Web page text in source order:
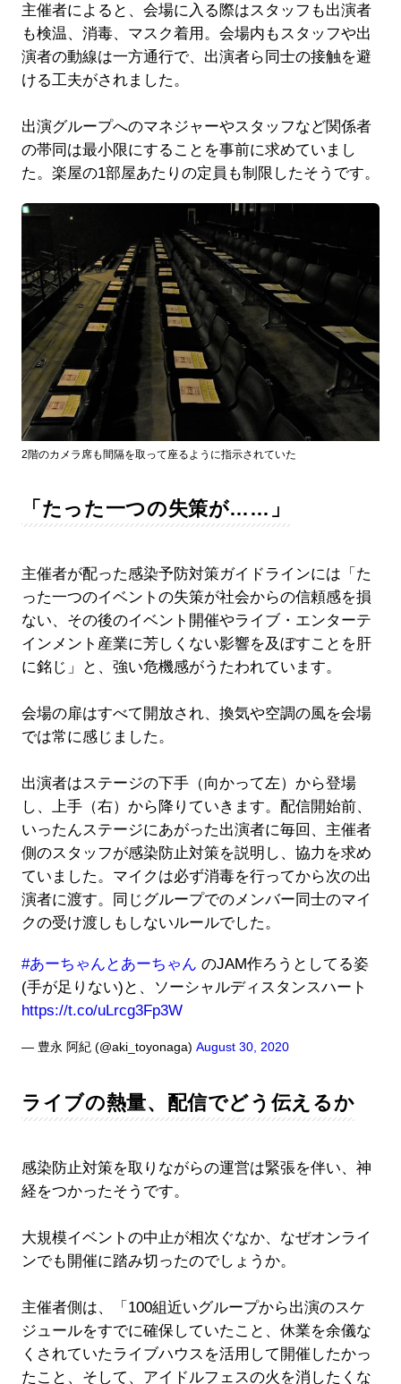
主催者によると、会場に入る際はスタッフも出演者
も検温、消毒、マスク着用。会場内もスタッフや出
演者の動線は一方通行で、出演者ら同士の接触を避
ける工夫がされました。
出演グループへのマネジャーやスタッフなど関係者
の帯同は最小限にすることを事前に求めていまし
た。楽屋の1部屋あたりの定員も制限したそうです。
2階のカメラ席も間隔を取って座るように指示されていた
「たった一つの失策が……」
主催者が配った感染予防対策ガイドラインには「た
った一つのイベントの失策が社会からの信頼感を損
ない、その後のイベント開催やライブ・エンターテ
インメント産業に芳しくない影響を及ぼすことを肝
に銘じ」と、強い危機感がうたわれています。
会場の扉はすべて開放され、換気や空調の風を会場
では常に感じました。
出演者はステージの下手（向かって左）から登場
し、上手（右）から降りていきます。配信開始前、
いったんステージにあがった出演者に毎回、主催者
側のスタッフが感染防止対策を説明し、協力を求め
ていました。マイクは必ず消毒を行ってから次の出
演者に渡す。同じグループでのメンバー同士のマイ
クの受け渡しもしないルールでした。
#あーちゃんとあーちゃん のJAM作ろうとしてる姿
(手が足りない)と、ソーシャルディスタンスハート
https://t.co/uLrcg3Fp3W
— 豊永 阿紀 (@aki_toyonaga) August 30, 2020
ライブの熱量、配信でどう伝えるか
感染防止対策を取りながらの運営は緊張を伴い、神
経をつかったそうです。
大規模イベントの中止が相次ぐなか、なぜオンライ
ンでも開催に踏み切ったのでしょうか。
主催者側は、「100組近いグループから出演のスケ
ジュールをすでに確保していたこと、休業を余儀な
くされていたライブハウスを活用して開催したかっ
たこと、そして、アイドルフェスの火を消したくな